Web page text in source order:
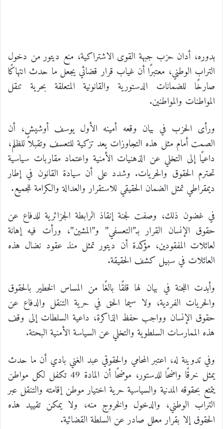
بدوره، أدان حزب جبهة القوى الاشتراكية، منع ديتور من دخول
التراب الوطني، معتبرًا أن غياب قرار قضائي يجعل ما حدث انتهاكًا
صارخًا للضمانات الدستورية والقانونية المتعلقة بحرية تنقل
المواطنات والمواطنين.
ورأى الحزب في بيان وقعه أمينه الأول يوسف أوشيش، أن
الصمت أمام مثل هذه التجاوزات يعد تزكية للتعسف وتقبلاً للظلم،
داعيًا إلى التخلي عن الذهنيات الأمنية واعتماد مقاربات سياسية
تحترم الحقوق والحريات. وشدد على أن سيادة القانون في إطار
ديمقراطي تمثل الضمان الحقيقي للاستقرار والعدالة والكرامة للجميع.
في غضون ذلك، وصفت لجنة إنقاذ الرابطة الجزائرية للدفاع عن
حقوق الإنسان القرار بـ”التعسفي” و”المشين”، ورأت فيه إهانة
لعائلات المفقودين، مؤكدة أن ديتور تمثل منذ عقود نضال هذه
العائلات في سبيل كشف الحقيقة.
وأبدت اللجنة في بيان لها قلقًا بالغًا من المساس الخطير بالحقوق
والحريات الفردية، ولا سيما الحق في حرية التنقل والدفاع عن
حقوق الإنسان وواجب حفظ الذاكرة، داعية السلطات إلى وقف
هذه الممارسات السلطوية والتخلي عن السياسة الأمنية البحتة.
وفي تدوينة له، اعتبر المحامي والحقوقي عبد الغني بادي أن ما حدث
يمثل خرقًا واضحًا للدستور، موضحًا أن المادة 49 تكفل لكل مواطن
يتمتع بحقوقه المدنية والسياسية حرية اختيار موطن إقامته والتنقل عبر
التراب الوطني، والدخول والخروج منه، ولا يمكن تقييد هذه
الحقوق إلا بقرار معلل صادر عن السلطة القضائية.